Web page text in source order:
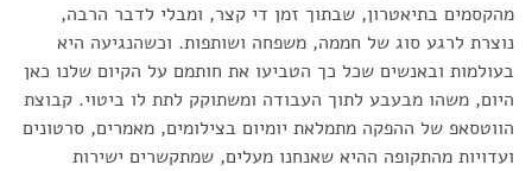
מהקסמים בתיאטרון, שבתוך זמן די קצר, ומבלי לדבר הרבה,
נוצרת לרגע סוג של חממה, משפחה ושותפות. וכשהנגיעה היא
בעולמות ובאנשים שכל כך הטביעו את חותמם על הקיום שלנו כאן
היום, משהו מבעבע לתוך העבודה ומשתוקק לתת לו ביטוי. קבוצת
הווטסאפ של ההפקה מתמלאת יומיום בצילומים, מאמרים, סרטונים
ועדויות מהתקופה ההיא שאנחנו מעלים, שמתקשרים ישירות